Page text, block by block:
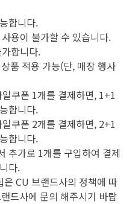
합니다.
용이 불가할 수 있습니다.
합니다.
품 적용 가능(단, 매장 행사
쿠폰 1개를 결제하면, 1+1
합니다.
쿠폰 2개를 결제하면, 2+1
합니다.
추가로 1개를 구입하여 결제
다.
CU 브랜드사의 정책에 따
드사에 문의 해주시기 바랍